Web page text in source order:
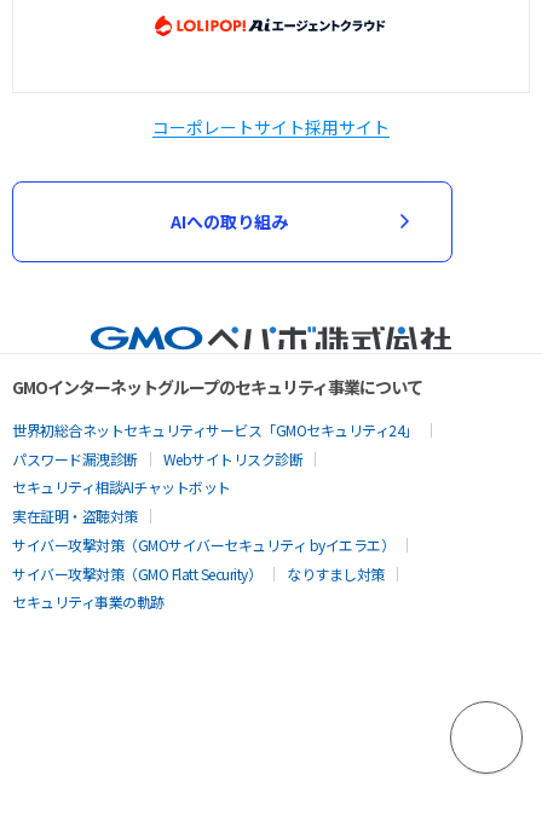
コーポレートサイト採用サイト
AIへの取り組み
GMOインターネットグループのセキュリティ事業について
世界初総合ネットセキュリティサービス「GMOセキュリティ24」
パスワード漏洩診断
Webサイトリスク診断
セキュリティ相談AIチャットボット
実在証明・盗聴対策
サイバー攻撃対策（GMOサイバーセキュリティ byイエラエ）
サイバー攻撃対策（GMO Flatt Security）
なりすまし対策
セキュリティ事業の軌跡